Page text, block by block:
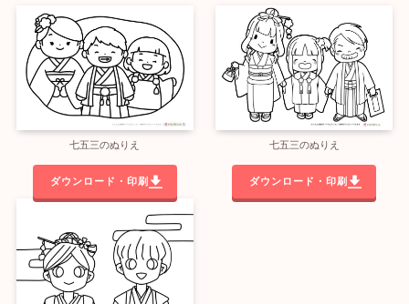
七五三のぬりえ
ダウンロード・印刷
七五三のぬりえ
ダウンロード・印刷